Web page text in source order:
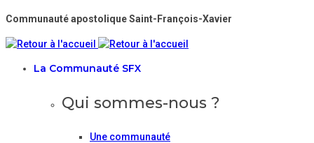
Communauté apostolique Saint-François-Xavier
La Communauté SFX
Qui sommes-nous ?
Une communauté